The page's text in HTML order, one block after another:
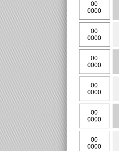
00
0000
00
0000
00
0000
00
0000
00
0000
00
0000